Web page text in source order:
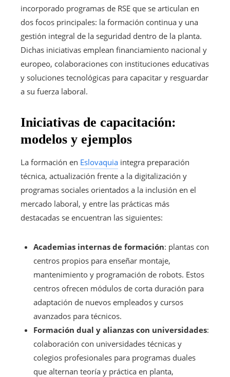
incorporado programas de RSE que se articulan en
dos focos principales: la formación continua y una
gestión integral de la seguridad dentro de la planta.
Dichas iniciativas emplean financiamiento nacional y
europeo, colaboraciones con instituciones educativas
y soluciones tecnológicas para capacitar y resguardar
a su fuerza laboral.
Iniciativas de capacitación:
modelos y ejemplos
La formación en Eslovaquia integra preparación
técnica, actualización frente a la digitalización y
programas sociales orientados a la inclusión en el
mercado laboral, y entre las prácticas más
destacadas se encuentran las siguientes:
Academias internas de formación: plantas con
centros propios para enseñar montaje,
mantenimiento y programación de robots. Estos
centros ofrecen módulos de corta duración para
adaptación de nuevos empleados y cursos
avanzados para técnicos.
Formación dual y alianzas con universidades:
colaboración con universidades técnicas y
colegios profesionales para programas duales
que alternan teoría y práctica en planta,